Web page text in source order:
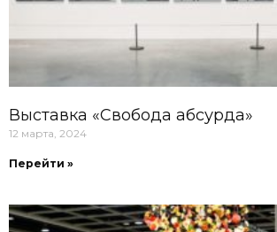
Выставка «Свобода абсурда»
12 марта, 2024
Перейти »